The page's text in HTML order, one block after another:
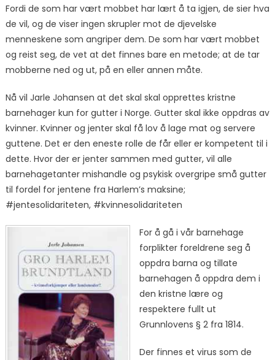
Fordi de som har vært mobbet har lært å ta igjen, de sier hva
de vil, og de viser ingen skrupler mot de djevelske
menneskene som angriper dem. De som har vært mobbet
og reist seg, de vet at det finnes bare en metode; at de tar
mobberne ned og ut, på en eller annen måte.
Nå vil Jarle Johansen at det skal skal opprettes kristne
barnehager kun for gutter i Norge. Gutter skal ikke oppdras av
kvinner. Kvinner og jenter skal få lov å lage mat og servere
guttene. Det er den eneste rolle de får eller er kompetent til i
dette. Hvor der er jenter sammen med gutter, vil alle
barnehagetanter mishandle og psykisk overgripe små gutter
til fordel for jentene fra Harlem’s maksine;
#jentesolidariteten, #kvinnesolidariteten
For å gå i vår barnehage
forplikter foreldrene seg å
oppdra barna og tillate
barnehagen å oppdra dem i
den kristne lære og
respektere fullt ut
Grunnlovens § 2 fra 1814.
Der finnes et virus som de